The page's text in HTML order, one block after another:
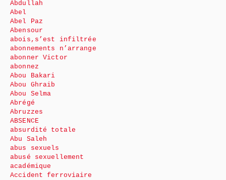
Abdullah
Abel
Abel Paz
Abensour
abois,s’est infiltrée
abonnements n’arrange
abonner Victor
abonnez
Abou Bakari
Abou Ghraib
Abou Selma
Abrégé
Abruzzes
ABSENCE
absurdité totale
Abu Saleh
abus sexuels
abusé sexuellement
académique
Accident ferroviaire